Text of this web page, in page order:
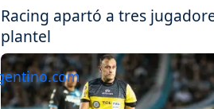
Racing apartó a tres
plantel